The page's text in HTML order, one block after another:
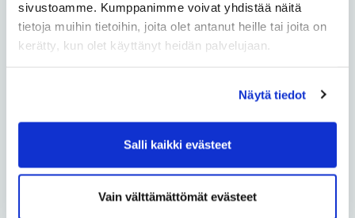
sivustoamme. Kumppanimme voivat yhdistää näitä
tietoja muihin tietoihin, joita olet antanut heille tai joita on
kerätty, kun olet käyttänyt heidän palvelujaan.
Näytä tiedot
Salli kaikki evästeet
Vain välttämättömät evästeet
Intiö
Karjasilta